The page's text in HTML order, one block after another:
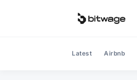
Latest Airbnb